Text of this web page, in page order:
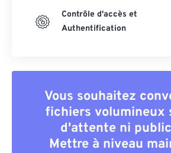
Contrôle d'accès et
Authentification
Vous souhaitez
fichiers volumineux
d'attente ni
Mettre à niveau